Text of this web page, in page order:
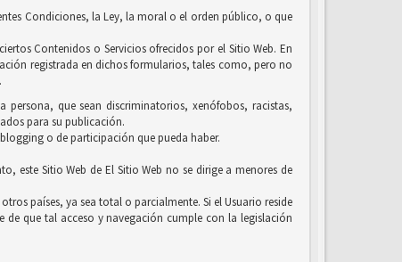
Condiciones, la Ley, la moral o el orden público, o que
Contenidos o Servicios ofrecidos por el Sitio Web. En
registrada en dichos formularios, tales como, pero no
que sean discriminatorios, xenófobos, racistas,
para su publicación.
o de participación que pueda haber.
este Sitio Web de El Sitio Web no se dirige a menores de
países, ya sea total o parcialmente. Si el Usuario reside
que tal acceso y navegación cumple con la legislación